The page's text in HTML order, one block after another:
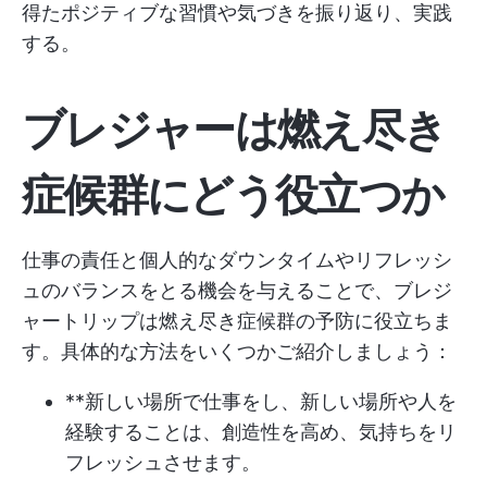
得たポジティブな習慣や気づきを振り返り、実践
する。
ブレジャーは燃え尽き
症候群にどう役立つか
仕事の責任と個人的なダウンタイムやリフレッシ
ュのバランスをとる機会を与えることで、ブレジ
ャートリップは燃え尽き症候群の予防に役立ちま
す。具体的な方法をいくつかご紹介しましょう：
**新しい場所で仕事をし、新しい場所や人を
経験することは、創造性を高め、気持ちをリ
フレッシュさせます。